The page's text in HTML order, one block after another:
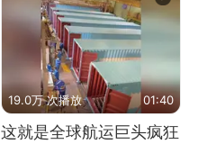
19.0万 次播放 01:40
这就是全球航运巨头疯狂